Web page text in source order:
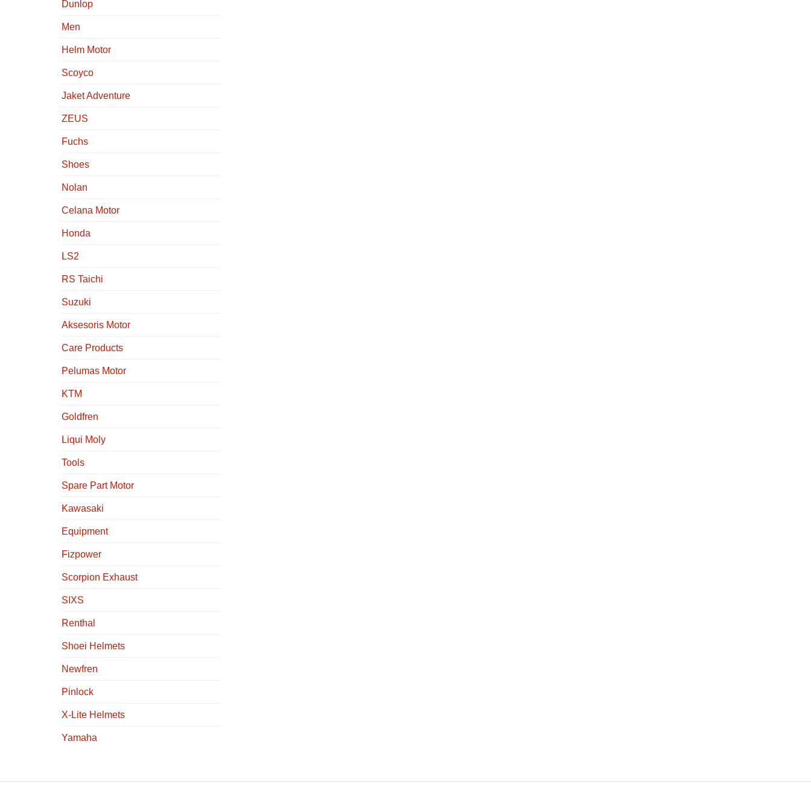
Dunlop
Men
Helm Motor
Scoyco
Jaket Adventure
ZEUS
Fuchs
Shoes
Nolan
Celana Motor
Honda
LS2
RS Taichi
Suzuki
Aksesoris Motor
Care Products
Pelumas Motor
KTM
Goldfren
Liqui Moly
Tools
Spare Part Motor
Kawasaki
Equipment
Fizpower
Scorpion Exhaust
SIXS
Renthal
Shoei Helmets
Newfren
Pinlock
X-Lite Helmets
Yamaha